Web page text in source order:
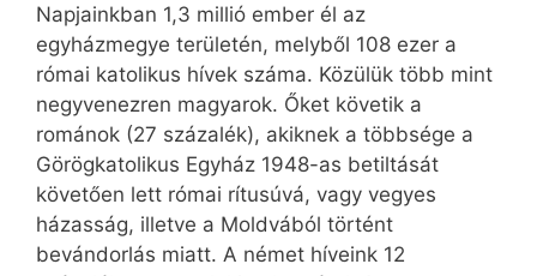
Napjainkban 1,3 millió ember él az
egyházmegye területén, melyből 108 ezer a
római katolikus hívek száma. Közülük több mint
negyven­ezren magyarok. Őket követik a
románok (27 százalék), akiknek a többsége a
Görög­kato­likus Egyház 1948-as betiltását
követően lett római rítusúvá, vagy vegyes
házasság, illetve a Moldvából történt
bevándorlás miatt. A német híveink 12